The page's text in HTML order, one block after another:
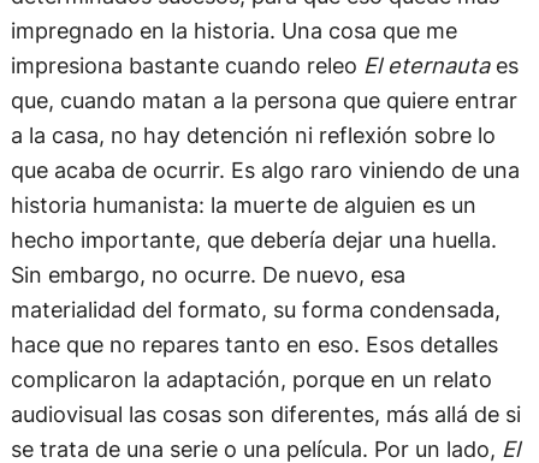
impregnado en la historia. Una cosa que me
impresiona bastante cuando releo El eternautaes
que, cuando matan a la persona que quiere entrar
a la casa, no hay detención ni reflexión sobre lo
que acaba de ocurrir. Es algo raro viniendo de una
historia humanista: la muerte de alguien es un
hecho importante, que debería dejar una huella.
Sin embargo, no ocurre. De nuevo, esa
materialidad del formato, su forma condensada,
hace que no repares tanto en eso. Esos detalles
complicaron la adaptación, porque en un relato
audiovisual las cosas son diferentes, más allá de si
se trata de una serie o una película. Por un lado, El